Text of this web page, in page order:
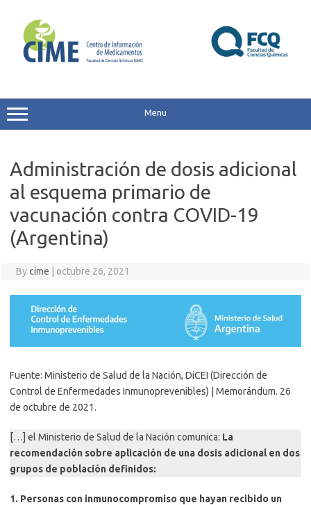
content
Menu
Administración de dosis adicional
al esquema primario de
vacunación contra COVID-19
(Argentina)
Bycime octubre 26, 2021
Fuente: Ministerio de Salud de la Nación, DiCEI (Dirección de
Control de Enfermedades Inmunoprevenibles) | Memorándum. 26
de octubre de 2021.
[…] el Ministerio de Salud de la Nación comunica: La
recomendación sobre aplicación de una dosis adicional en dos
grupos de población definidos:
1. Personas con inmunocompromiso que hayan recibido un